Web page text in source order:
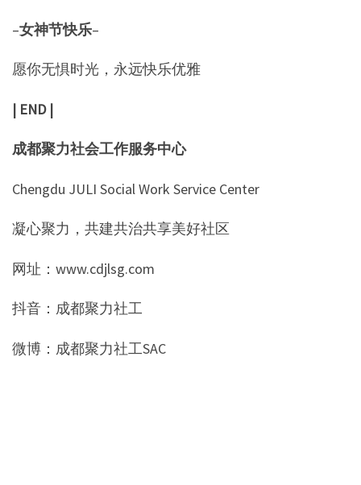
–女神节快乐–
愿你无惧时光，永远快乐优雅
| END |
成都聚力社会工作服务中心
Chengdu JULI Social Work Service Center
凝心聚力，共建共治共享美好社区
网址：www.cdjlsg.com
抖音：成都聚力社工
微博：成都聚力社工SAC